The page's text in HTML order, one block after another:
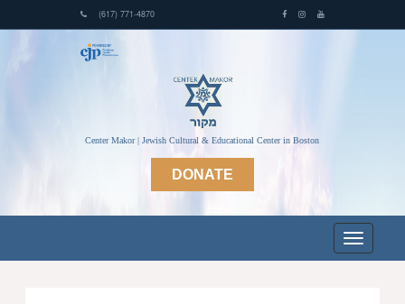
(617) 771-4870
Center Makor | Jewish Cultural & Educational Center in Boston
DONATE